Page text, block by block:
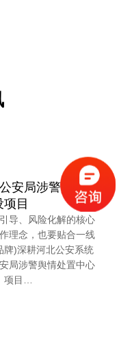
安局涉警舆情处
目
导、风险化解的核心
理念，也要贴合一线
牌)深耕河北公安系统
局涉警舆情处置中心
项目…